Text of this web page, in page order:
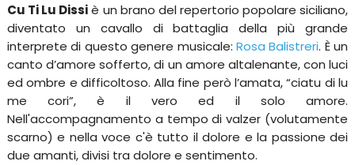
Cu Ti Lu Dissiè un brano del repertorio popolare siciliano,
diventato un cavallo di battaglia della più grande
interprete di questo genere musicale: Rosa Balistreri. È un
canto d’amore sofferto, di un amore altalenante, con luci
ed ombre e difficoltoso. Alla fine però l’amata, “ciatu di lu
me cori”, è il vero ed il solo amore.
Nell'accompagnamento a tempo di valzer (volutamente
scarno) e nella voce c'è tutto il dolore e la passione dei
due amanti, divisi tra dolore e sentimento.